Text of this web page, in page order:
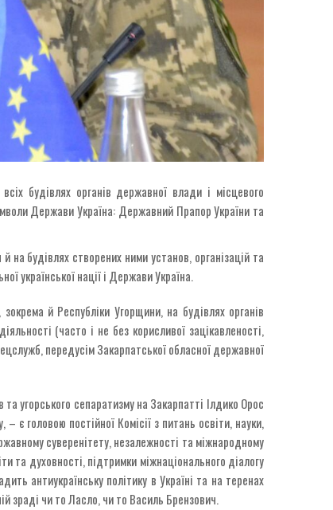
будівлях органів державної влади і місцевого
Держави Україна: Державний Прапор України та
будівлях створених ними установ, організацій та
української нації і Держави Україна.
й Республіки Угорщини, на будівлях органів
(часто і не без корисливої зацікавленості,
передусім Закарпатської обласної державної
угорського сепаратизму на Закарпатті Ілдико Орос
є головою постійної Комісії з питань освіти, науки,
суверенітету, незалежності та міжнародному
та духовності, підтримки міжнаціонального діалогу
антиукраїнську політику в Україні та на теренах
зраді чи то Ласло, чи то Василь Брензович.